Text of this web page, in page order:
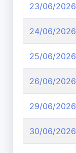
23/06/2026
24/06/2026
25/06/2026
26/06/2026
29/06/2026
30/06/2026